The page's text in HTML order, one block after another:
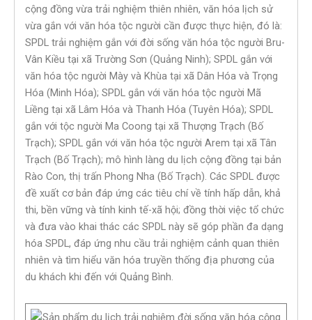
cộng đồng vừa trải nghiệm thiên nhiên, văn hóa lịch sử
vừa gắn với văn hóa tộc người cần được thực hiện, đó là:
SPDL trải nghiệm gắn với đời sống văn hóa tộc người Bru-
Vân Kiều tại xã Trường Sơn (Quảng Ninh); SPDL gắn với
văn hóa tộc người Mày và Khùa tại xã Dân Hóa và Trọng
Hóa (Minh Hóa); SPDL gắn với văn hóa tộc người Mã
Liềng tại xã Lâm Hóa và Thanh Hóa (Tuyên Hóa); SPDL
gắn với tộc người Ma Coong tại xã Thượng Trạch (Bố
Trạch); SPDL gắn với văn hóa tộc người Arem tại xã Tân
Trạch (Bố Trạch); mô hình làng du lịch cộng đồng tại bản
Rào Con, thị trấn Phong Nha (Bố Trạch). Các SPDL được
đề xuất cơ bản đáp ứng các tiêu chí về tính hấp dẫn, khả
thi, bền vững và tính kinh tế-xã hội; đồng thời việc tổ chức
và đưa vào khai thác các SPDL này sẽ góp phần đa dạng
hóa SPDL, đáp ứng nhu cầu trải nghiệm cảnh quan thiên
nhiên và tìm hiểu văn hóa truyền thống địa phương của
du khách khi đến với Quảng Bình.